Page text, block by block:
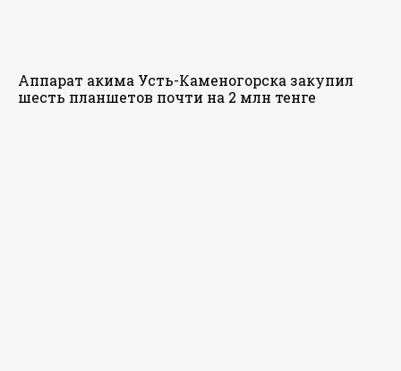
Аппарат акима Усть-Каменогорска закупил
шесть планшетов почти на 2 млн тенге